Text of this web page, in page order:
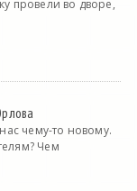
провели во дворе,
чему-то новому.
Чем